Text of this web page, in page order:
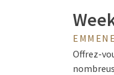
Offrez-